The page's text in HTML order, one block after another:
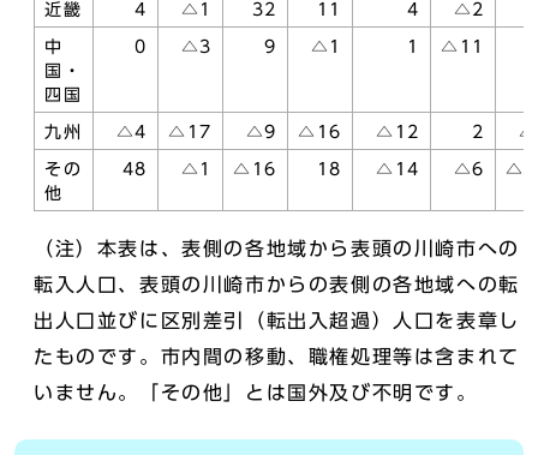
近畿 4 △1 32 11 4 △2
中
国・
四国
0 △3 9 △1 1 △11
九州 △4 △17 △9 △16 △12 2
その
他
48 △1 △16 18 △14 △6
（注）本表は、表側の各地域から表頭の川崎市への
転入人口、表頭の川崎市からの表側の各地域への転
出人口並びに区別差引（転出入超過）人口を表章し
たものです。市内間の移動、職権処理等は含まれて
いません。「その他」とは国外及び不明です。